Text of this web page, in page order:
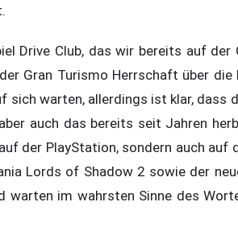
Drive Club, das wir bereits auf der
Gran Turismo Herrschaft über die
warten, allerdings ist klar, dass
auch das bereits seit Jahren
der PlayStation, sondern auch auf
Lords of Shadow 2 sowie der
warten im wahrsten Sinne des